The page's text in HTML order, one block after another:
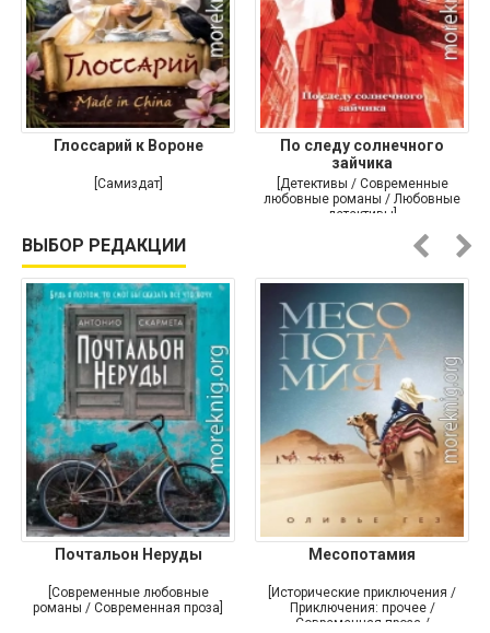
Глоссарий к Вороне
[Самиздат]
По следу солнечного
зайчика
[Детективы / Современные
любовные романы / Любовные
детективы]
ВЫБОР РЕДАКЦИИ
Почтальон Неруды
[Современные любовные
романы / Современная проза]
Месопотамия
[Исторические приключения /
Приключения: прочее /
Современная проза /